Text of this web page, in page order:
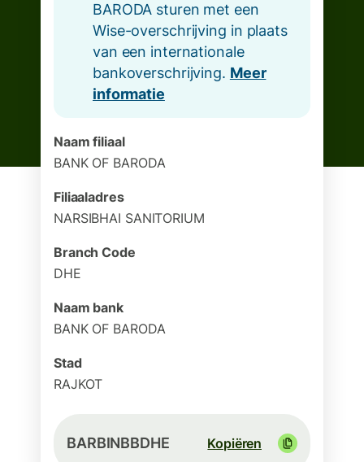
BARODA sturen met een
Wise-overschrijving in plaats
van een internationale
bankoverschrijving. Meer
informatie
Naam filiaal
BANK OF BARODA
Filiaaladres
NARSIBHAI SANITORIUM
Branch Code
DHE
Naam bank
BANK OF BARODA
Stad
RAJKOT
BARBINBBDHE Kopiëren